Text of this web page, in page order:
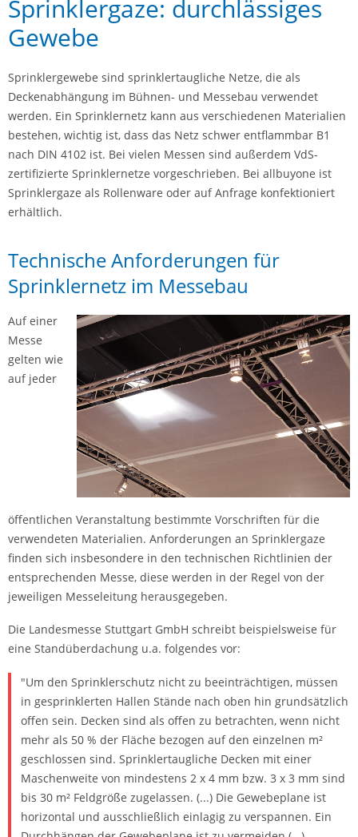
Sprinklergaze: durchlässiges
Gewebe
Sprinklergewebe sind sprinklertaugliche Netze, die als
Deckenabhängung im Bühnen- und Messebau verwendet
werden. Ein Sprinklernetz kann aus verschiedenen Materialien
bestehen, wichtig ist, dass das Netz schwer entflammbar B1
nach DIN 4102 ist. Bei vielen Messen sind außerdem VdS-
zertifizierte Sprinklernetze vorgeschrieben. Bei allbuyone ist
Sprinklergaze als Rollenware oder auf Anfrage konfektioniert
erhältlich.
Technische Anforderungen für
Sprinklernetz im Messebau
Auf einer
Messe
gelten wie
auf jeder
öffentlichen Veranstaltung bestimmte Vorschriften für die
verwendeten Materialien. Anforderungen an Sprinklergaze
finden sich insbesondere in den technischen Richtlinien der
entsprechenden Messe, diese werden in der Regel von der
jeweiligen Messeleitung herausgegeben.
Die Landesmesse Stuttgart GmbH schreibt beispielsweise für
eine Standüberdachung u.a. folgendes vor:
"Um den Sprinklerschutz nicht zu beeinträchtigen, müssen
in gesprinklerten Hallen Stände nach oben hin grundsätzlich
offen sein. Decken sind als offen zu betrachten, wenn nicht
mehr als 50 % der Fläche bezogen auf den einzelnen m²
geschlossen sind. Sprinklertaugliche Decken mit einer
Maschenweite von mindestens 2 x 4 mm bzw. 3 x 3 mm sind
bis 30 m² Feldgröße zugelassen. (...) Die Gewebeplane ist
horizontal und ausschließlich einlagig zu verspannen. Ein